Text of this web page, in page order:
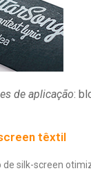
de aplicação:
têxtil
de silk-screen